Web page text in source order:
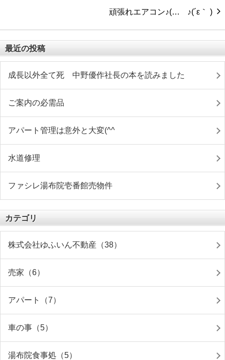
頑張れエアコン♪(…
最近の投稿
成長以外全て死 中野優作社長の本を読みました
ご案内の必需品
アパート管理は意外と大変(^^ゞ
水道修理
ファシレ湯布院壱番館売物件
カテゴリ
株式会社ゆふいん不動産（38）
売家（6）
アパート（7）
車の事（5）
湯布院食事処（5）